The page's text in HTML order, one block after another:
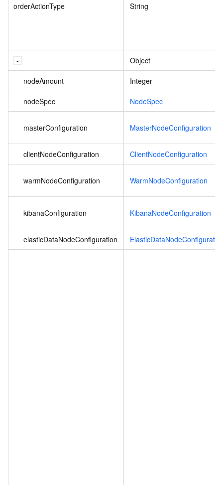
orderActionType String
Object
nodeAmount Integer
nodeSpec NodeSpec
masterConfiguration MasterNodeConfiguration
clientNodeConfiguration ClientNodeConfiguration
warmNodeConfiguration WarmNodeConfiguration
kibanaConfiguration KibanaNodeConfiguration
elasticDataNodeConfiguration